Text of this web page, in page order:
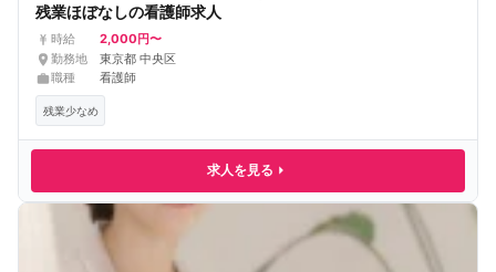
残業ほぼなしの看護師求人
時給 2,000円〜
勤務地
東京都 中央区
職種
看護師
残業少なめ
求人を見る